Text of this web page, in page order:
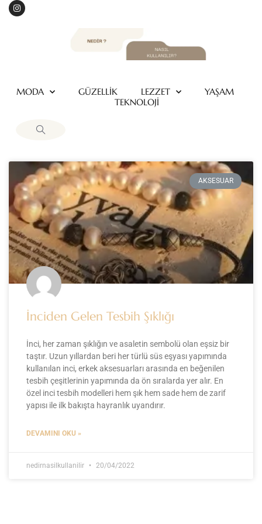
MODA GÜZELLİK LEZZET
YAŞAM
TEKNOLOJİ
AKSESUAR
İnciden Gelen Tesbih Şıklığı
İnci, her zaman şıklığın ve asaletin sembolü olan eşsiz bir
taştır. Uzun yıllardan beri her türlü süs eşyası yapımında
kullanılan inci, erkek aksesuarları arasında en beğenilen
tesbih çeşitlerinin yapımında da ön sıralarda yer alır. En
özel inci tesbih modelleri hem şık hem sade hem de zarif
yapısı ile ilk bakışta hayranlık uyandırır.
DEVAMINI OKU »
nedirnasilkullanilir 20/04/2022